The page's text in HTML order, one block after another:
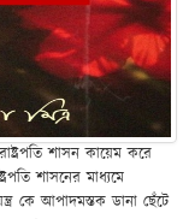
শাসন কায়েম করে
শাসনের মাধ্যমে
কে আপাদমস্তক ডানা ছেঁটে